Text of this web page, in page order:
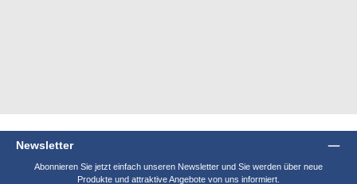
Newsletter
Abonnieren Sie jetzt einfach unseren Newsletter und Sie werden über neue
Produkte und attraktive Angebote von uns informiert.